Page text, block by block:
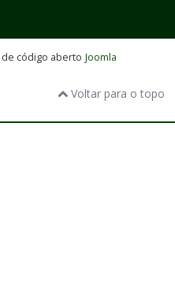
código aberto Joomla
Voltar para o topo